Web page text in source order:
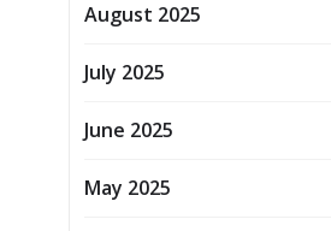
August 2025
July 2025
June 2025
May 2025